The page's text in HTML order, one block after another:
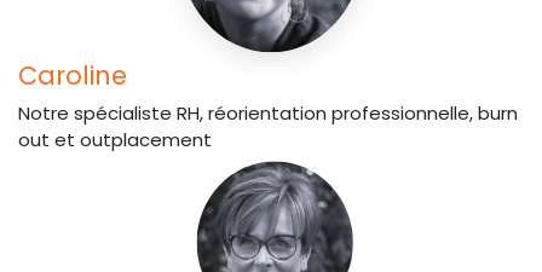
Caroline
Notre spécialiste RH, réorientation professionnelle, burn
out et outplacement